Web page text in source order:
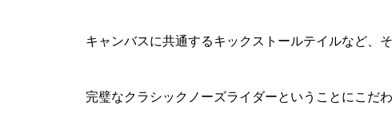
キャンバスに共通するキックストールテイルなど、
完璧なクラシックノーズライダーということにこだわ